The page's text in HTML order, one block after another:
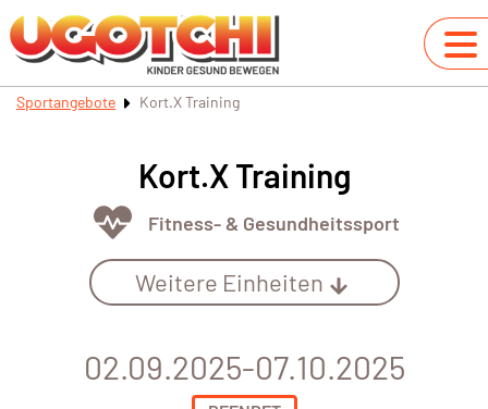
Sportangebote Kort.X Training
Kort.X Training
Fitness- & Gesundheitssport
Weitere Einheiten
02.09.2025-07.10.2025